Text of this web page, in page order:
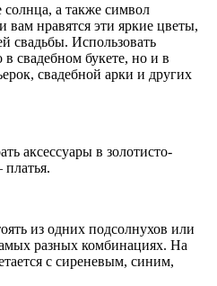
а также символ
вам нравятся эти яркие цветы,
свадьбы. Использовать
свадебном букете, но и в
свадебной арки и других
аксессуары в золотисто-
из одних подсолнухов или
разных комбинациях. На
с сиреневым, синим,